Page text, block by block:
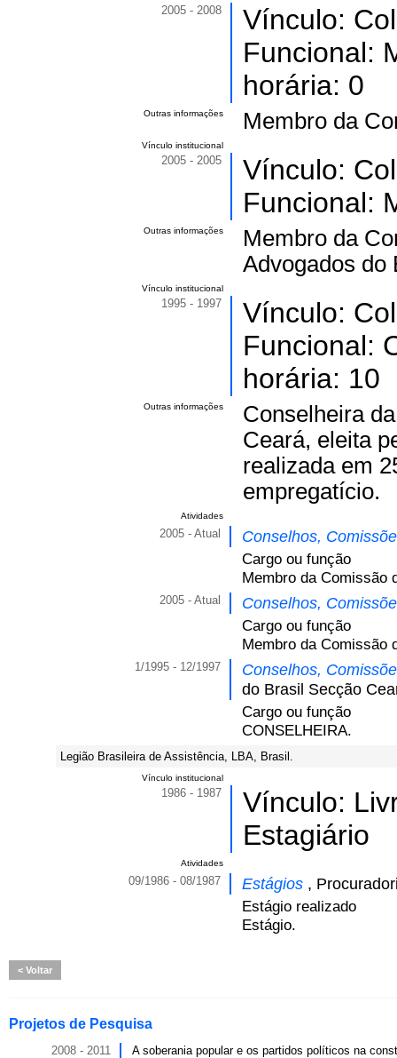
2005 - 2008
Vínculo:
Funcional:
horária: 0
Outras informações Membro da
Vínculo institucional
2005 - 2005
Vínculo:
Funcional:
Outras informações
Membro da
Advogados do
Vínculo institucional
1995 - 1997
Vínculo:
Funcional:
horária: 10
Outras informações
Conselheira
Ceará, eleita
realizada em
empregatício.
Atividades
2005 - Atual Conselhos,
Cargo ou função
Membro da Comissão
2005 - Atual Conselhos,
Cargo ou função
Membro da Comissão
1/1995 - 12/1997
Conselhos,
do Brasil Secção
Cargo ou função
CONSELHEIRA.
Legião Brasileira de Assistência, LBA, Brasil.
Vínculo institucional
1986 - 1987
Vínculo:
Estagiário
Atividades
09/1986 - 08/1987 Estágios ,
Estágio realizado
Estágio.
Voltar
Projetos de Pesquisa
2008 - 2011 A soberania popular e os partidos políticos na